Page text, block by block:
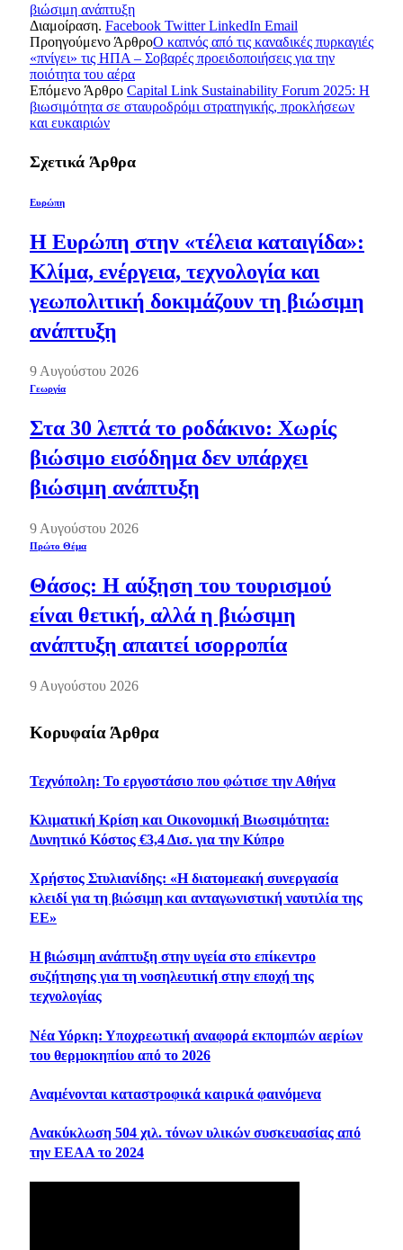
βιώσιμη ανάπτυξη
Διαμοίραση. Facebook Twitter LinkedIn Email
Προηγούμενο ΆρθροΟ καπνός από τις καναδικές πυρκαγιές
«πνίγει» τις ΗΠΑ – Σοβαρές προειδοποιήσεις για την
ποιότητα του αέρα
Επόμενο Άρθρο Capital Link Sustainability Forum 2025: Η
βιωσιμότητα σε σταυροδρόμι στρατηγικής, προκλήσεων
και ευκαιριών
Σχετικά Άρθρα
Ευρώπη
Η Ευρώπη στην «τέλεια καταιγίδα»:
Κλίμα, ενέργεια, τεχνολογία και
γεωπολιτική δοκιμάζουν τη βιώσιμη
ανάπτυξη
9 Αυγούστου 2026
Γεωργία
Στα 30 λεπτά το ροδάκινο: Χωρίς
βιώσιμο εισόδημα δεν υπάρχει
βιώσιμη ανάπτυξη
9 Αυγούστου 2026
Πρώτο Θέμα
Θάσος: Η αύξηση του τουρισμού
είναι θετική, αλλά η βιώσιμη
ανάπτυξη απαιτεί ισορροπία
9 Αυγούστου 2026
Κορυφαία Άρθρα
Τεχνόπολη: Το εργοστάσιο που φώτισε την Αθήνα
Κλιματική Κρίση και Οικονομική Βιωσιμότητα:
Δυνητικό Κόστος €3,4 Δισ. για την Κύπρο
Χρήστος Στυλιανίδης: «Η διατομεακή συνεργασία
κλειδί για τη βιώσιμη και ανταγωνιστική ναυτιλία της
ΕΕ»
Η βιώσιμη ανάπτυξη στην υγεία στο επίκεντρο
συζήτησης για τη νοσηλευτική στην εποχή της
τεχνολογίας
Νέα Υόρκη: Υποχρεωτική αναφορά εκπομπών αερίων
του θερμοκηπίου από το 2026
Αναμένονται καταστροφικά καιρικά φαινόμενα
Ανακύκλωση 504 χιλ. τόνων υλικών συσκευασίας από
την ΕΕΑΑ το 2024